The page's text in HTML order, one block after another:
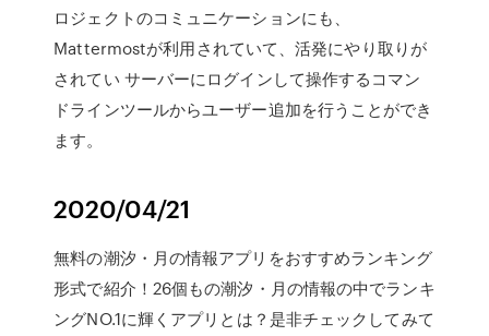
ロジェクトのコミュニケーションにも、
Mattermostが利用されていて、活発にやり取りが
されてい サーバーにログインして操作するコマン
ドラインツールからユーザー追加を行うことができ
ます。
2020/04/21
無料の潮汐・月の情報アプリをおすすめランキング
形式で紹介！26個もの潮汐・月の情報の中でランキ
ングNO.1に輝くアプリとは？是非チェックしてみて